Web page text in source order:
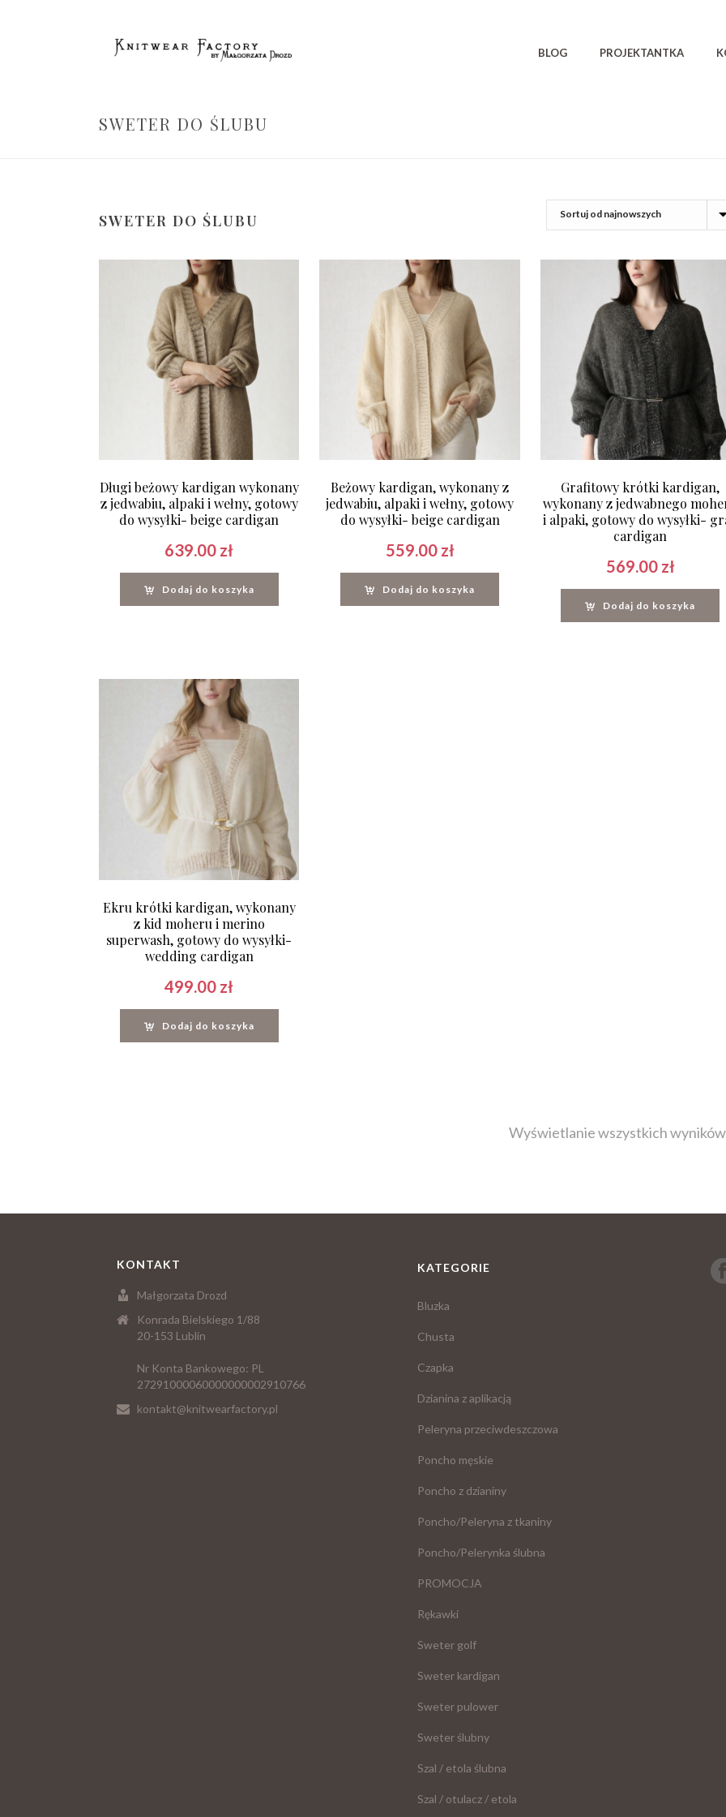
BLOG PROJEKTANTKA
SWETER DO ŚLUBU
SWETER DO ŚLUBU
Długi beżowy kardigan wykonany
z jedwabiu, alpaki i wełny, gotowy
do wysyłki- beige cardigan
639.00 zł
Dodaj do koszyka
Beżowy kardigan, wykonany z
jedwabiu, alpaki i wełny, gotowy
do wysyłki- beige cardigan
559.00 zł
Dodaj do koszyka
Grafitowy krótki kardigan,
wykonany z jedwabnego
i alpaki, gotowy do wysyłki-
cardigan
569.00 zł
Dodaj do koszyka
Ekru krótki kardigan, wykonany
z kid moheru i merino
superwash, gotowy do wysyłki-
wedding cardigan
499.00 zł
Dodaj do koszyka
Wyświetlanie wszystkich
KONTAKT
Małgorzata Drozd
Konrada Bielskiego 1/88
20-153 Lublin
Nr Konta Bankowego: PL
27291000060000000002910766
kontakt@knitwearfactory.pl
KATEGORIE
Bluzka
Chusta
Czapka
Dzianina z aplikacją
Peleryna przeciwdeszczowa
Poncho męskie
Poncho z dzianiny
Poncho/Peleryna z tkaniny
Poncho/Pelerynka ślubna
PROMOCJA
Rękawki
Sweter golf
Sweter kardigan
Sweter pulower
Sweter ślubny
Szal / etola ślubna
Szal / otulacz / etola